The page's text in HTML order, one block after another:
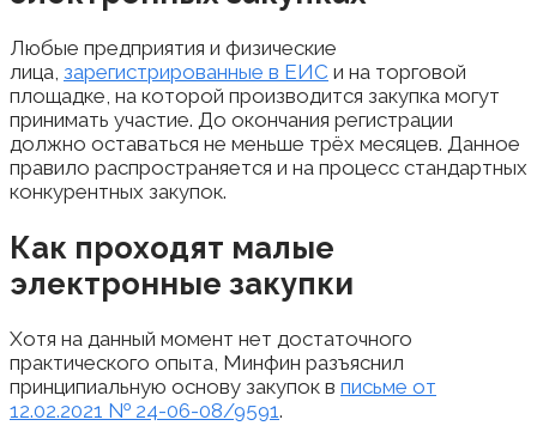
Любые предприятия и физические
лица, зарегистрированные в ЕИС и на торговой
площадке, на которой производится закупка могут
принимать участие. До окончания регистрации
должно оставаться не меньше трёх месяцев. Данное
правило распространяется и на процесс стандартных
конкурентных закупок.
Как проходят малые
электронные закупки
Хотя на данный момент нет достаточного
практического опыта, Минфин разъяснил
принципиальную основу закупок в письме от
12.02.2021 № 24-06-08/9591.